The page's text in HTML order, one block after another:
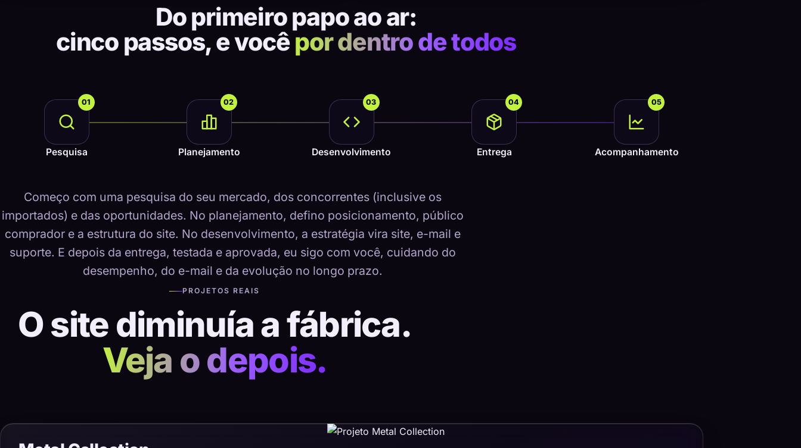
Do primeiro papo ao ar:
cinco passos, e vocêpor dentro de todos
01
Pesquisa
02
Planejamento
03
Desenvolvimento
04
Entrega
05
Acompanhamento
Começo com uma pesquisa do seu mercado, dos concorrentes (inclusive os
importados) e das oportunidades. No planejamento, defino posicionamento, público
comprador e a estrutura do site. No desenvolvimento, a estratégia vira site, e-mail e
suporte. E depois da entrega, testada e aprovada, eu sigo com você, cuidando do
desempenho, do e-mail e da evolução no longo prazo.
PROJETOS REAIS
O site diminuía a fábrica.
Veja o depois.